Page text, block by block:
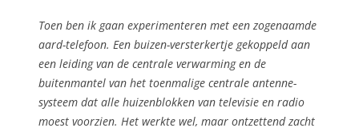
Toen ben ik gaan experimenteren met een zogenaamde
aard-telefoon. Een buizen-versterkertje gekoppeld aan
een leiding van de centrale verwarming en de
buitenmantel van het toenmalige centrale antenne-
systeem dat alle huizenblokken van televisie en radio
moest voorzien. Het werkte wel, maar ontzettend zacht